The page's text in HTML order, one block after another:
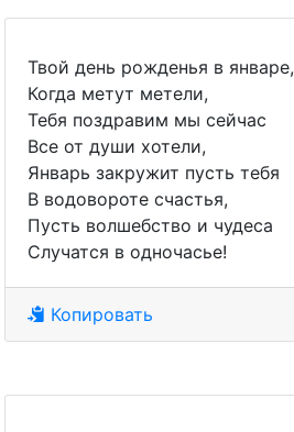
Твой день рожденья в январе,
Когда метут метели,
Тебя поздравим мы сейчас
Все от души хотели,
Январь закружит пусть тебя
В водовороте счастья,
Пусть волшебство и чудеса
Случатся в одночасье!
Копировать